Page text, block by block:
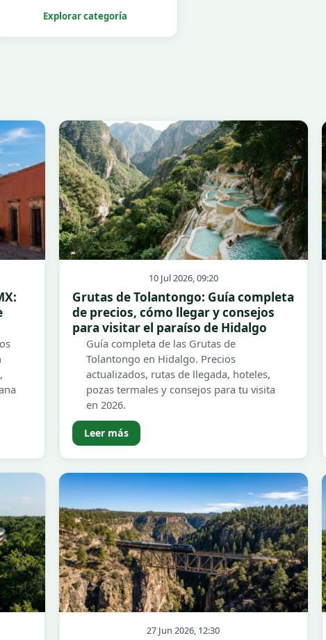
Explorar categoría
10 Jul 2026, 09:20
Grutas de Tolantongo: Guía completa
de precios, cómo llegar y consejos
para visitar el paraíso de Hidalgo
Guía completa de las Grutas de
Tolantongo en Hidalgo. Precios
actualizados, rutas de llegada, hoteles,
pozas termales y consejos para tu visita
en 2026.
Leer más
27 Jun 2026, 12:30